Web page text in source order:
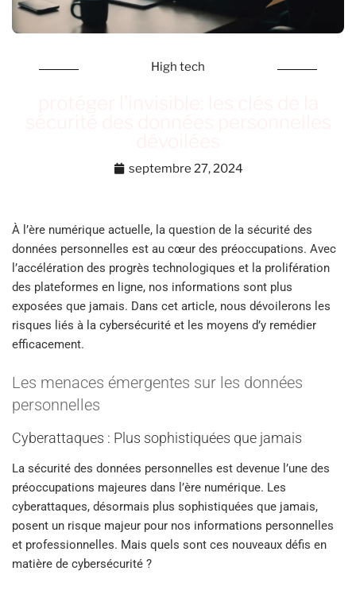
High tech
septembre 27, 2024
À l’ère numérique actuelle, la question de la sécurité des
données personnelles est au cœur des préoccupations. Avec
l’accélération des progrès technologiques et la prolifération
des plateformes en ligne, nos informations sont plus
exposées que jamais. Dans cet article, nous dévoilerons les
risques liés à la cybersécurité et les moyens d’y remédier
efficacement.
Les menaces émergentes sur les données
personnelles
Cyberattaques : Plus sophistiquées que jamais
La sécurité des données personnelles est devenue l’une des
préoccupations majeures dans l’ère numérique. Les
cyberattaques, désormais plus sophistiquées que jamais,
posent un risque majeur pour nos informations personnelles
et professionnelles. Mais quels sont ces nouveaux défis en
matière de cybersécurité ?